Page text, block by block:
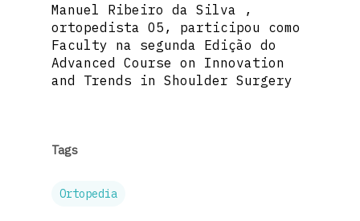
Manuel Ribeiro da Silva ,
ortopedista O5, participou como
Faculty na segunda Edição do
Advanced Course on Innovation
and Trends in Shoulder Surgery
Tags
Ortopedia